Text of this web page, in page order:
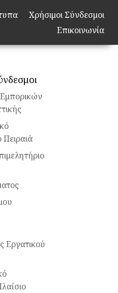
Χρήσιμοι Σύνδεσμοι
Επικοινωνία
Πειραιά
Εργατικού